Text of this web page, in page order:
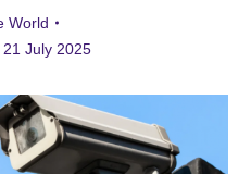
World
21 July 2025